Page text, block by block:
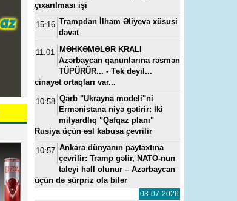
çıxarılması işi
15:16 Trampdan İlham Əliyevə xüsusi
dəvət
11:01
MƏHKƏMƏLƏR KRALI
Azərbaycan qanunlarına rəsmən
TÜPÜRÜR... - Tək deyil...
cinayət ortaqları var...
10:58 Qərb "Ukrayna modeli"ni
Ermənistana niyə gətirir: İki
milyardlıq "Qafqaz planı"
Rusiya üçün əsl kabusa çevrilir
10:57 Ankara dünyanın paytaxtına
çevrilir: Tramp gəlir, NATO-nun
taleyi həll olunur – Azərbaycan
üçün də sürpriz ola bilər
03-07-2026